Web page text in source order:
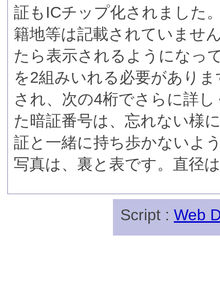
証もICチップ化されました
籍地等は記載されていませ
たら表示されるようになっ
を2組みいれる必要があり
され、次の4桁でさらに詳
た暗証番号は、忘れない様
証と一緒に持ち歩かないよ
写真は、裏と表です。直径
Script : Web